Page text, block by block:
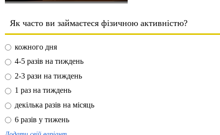
Як часто ви займаєтеся фізичною активністю?
кожного дня
4-5 разів на тиждень
2-3 рази на тиждень
1 раз на тиждень
декілька разів на місяць
6 разів у тижень